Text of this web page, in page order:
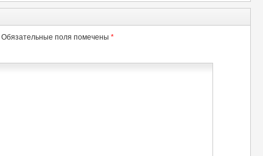
Обязательные поля помечены *